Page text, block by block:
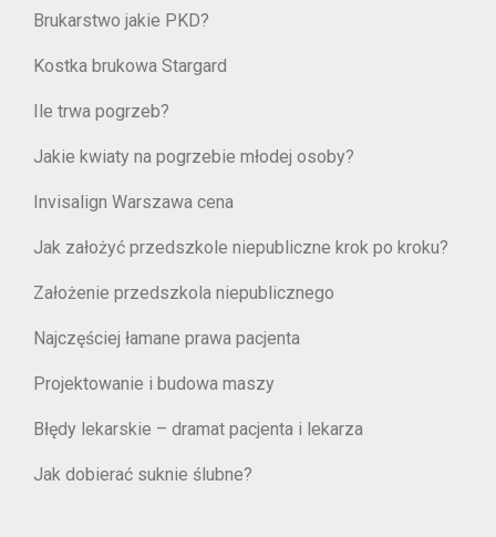
Brukarstwo jakie PKD?
Kostka brukowa Stargard
Ile trwa pogrzeb?
Jakie kwiaty na pogrzebie młodej osoby?
Invisalign Warszawa cena
Jak założyć przedszkole niepubliczne krok po kroku?
Założenie przedszkola niepublicznego
Najczęściej łamane prawa pacjenta
Projektowanie i budowa maszy
Błędy lekarskie – dramat pacjenta i lekarza
Jak dobierać suknie ślubne?